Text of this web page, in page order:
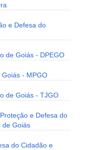
e Defesa do
de Goiás - DPEGO
- MPGO
de Goiás - TJGO
e Defesa do
de Goiás
do Cidadão e